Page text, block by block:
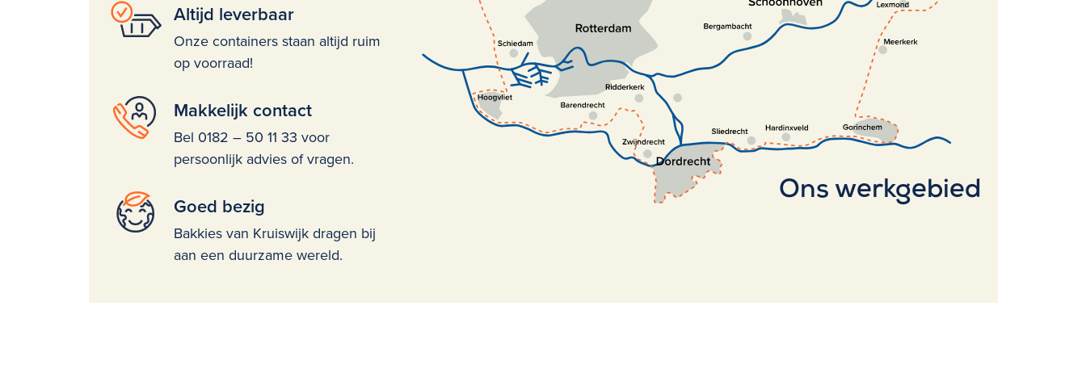
Altijd leverbaar
Onze containers staan altijd ruim
op voorraad!
Makkelijk contact
Bel 0182 – 50 11 33 voor
persoonlijk advies of vragen.
Goed bezig
Bakkies van Kruiswijk dragen bij
aan een duurzame wereld.
Ons werkgebied